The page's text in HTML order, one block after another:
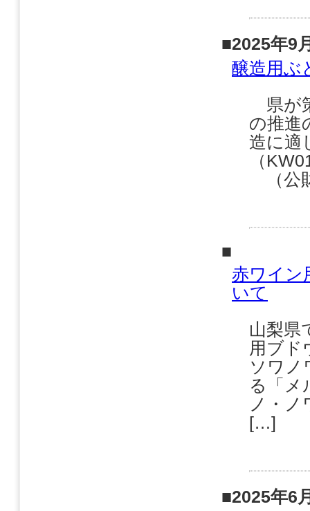
■2025年9
醸造用ぶ
県が
の推進
造に適
（
（公
■
赤ワイン
いて
山梨県
用ブド
ソワノ
る「メ
ノ・ノ
[…]
■2025年6